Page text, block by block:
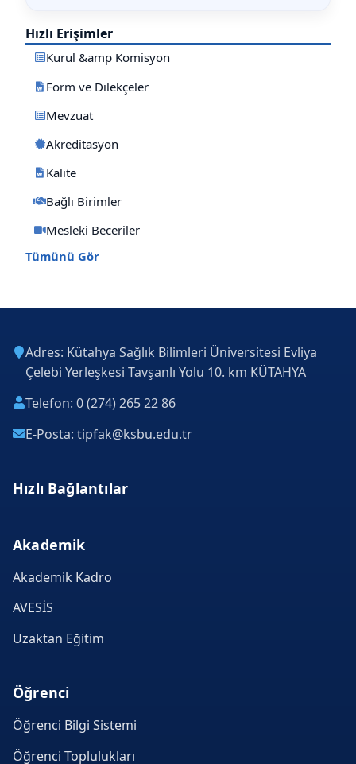
Hızlı Erişimler
Kurul &amp Komisyon
Form ve Dilekçeler
Mevzuat
Akreditasyon
Kalite
Bağlı Birimler
Mesleki Beceriler
Tümünü Gör
Adres: Kütahya Sağlık Bilimleri Üniversitesi Evliya
Çelebi Yerleşkesi Tavşanlı Yolu 10. km KÜTAHYA
Telefon: 0 (274) 265 22 86
E-Posta: tipfak@ksbu.edu.tr
Hızlı Bağlantılar
Akademik
Akademik Kadro
AVESİS
Uzaktan Eğitim
Öğrenci
Öğrenci Bilgi Sistemi
Öğrenci Toplulukları